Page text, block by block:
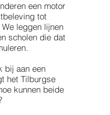
een motor
tot
leggen lijnen
scholen die dat
bij aan een
het Tilburgse
kunnen beide